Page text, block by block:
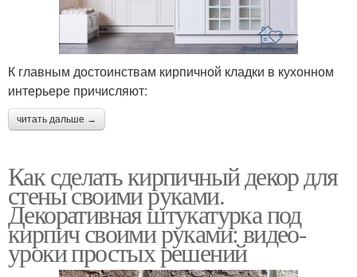
К главным достоинствам кирпичной кладки в кухонном
интерьере причисляют:
читать дальше →
Как сделать кирпичный декор для
стены своими руками.
Декоративная штукатурка под
кирпич своими руками: видео-
уроки простых решений